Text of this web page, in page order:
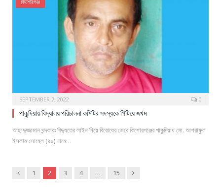
SEPTEMBER 7, 2022 0
পাকুন্দিয়ায় বিদ্যালয় পরিচালনা কমিটির সদস্যকে পিটিয়ে জখম
আছাদুজ্জামান খন্দকারঃ বিদ্যুতের লাইন নিয়ে বিরোধের জেরে কিশোরগঞ্জের পাকুন্দিয়ায় মো. আশরাফুল
ইসলাম সোহেল (৪০) নামে…
Previous
1 2 3 4 … 15 Next